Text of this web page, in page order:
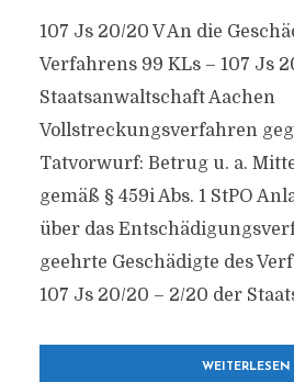
107 Js 20/​20 V An die
Verfahrens 99 KLs – 107 Js
Staatsanwaltschaft Aachen
Vollstreckungsverfahren
Tatvorwurf: Betrug u. a.
gemäß § 459i Abs. 1 StPO
über das
geehrte Geschädigte des
107 Js 20/​20 – 2/​20 der
WEITERLESEN